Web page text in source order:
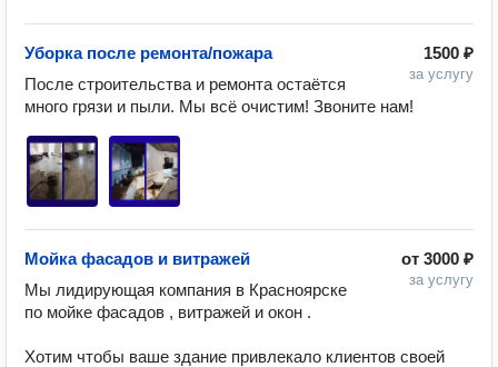
1500 ₽
за услугу
Уборка после ремонта/пожара
После строительства и ремонта остаётся
много грязи и пыли. Мы всё очистим! Звоните нам!
от 3000 ₽
за услугу
Мойка фасадов и витражей
Мы лидирующая компания в Красноярске
по мойке фасадов , витражей и окон .
Хотим чтобы ваше здание привлекало клиентов своей